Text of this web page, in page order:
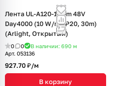
Лента UL-A120-10mm 48V
Day4000 (10 W/m, IP20, 30m)
(Arlight, Открытый)
0 0 В наличии: 690 м
Арт. 053136
927.70 ₽/м
В корзину